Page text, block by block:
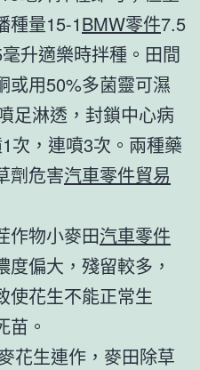
種量15-1BMW零件7.5
升適樂時拌種。田間
或用50%多菌靈可濕
足淋透，封鎖中心病
次，連噴3次。兩種藥
劑危害汽車零件貿易
作物小麥田汽車零件
偏大，殘留較多，
使花生不能正常生
苗。
花生連作，麥田除草